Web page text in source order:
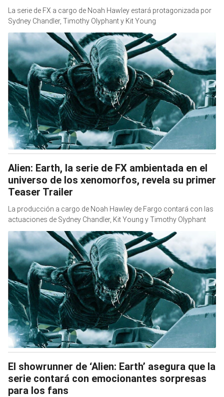
La serie de FX a cargo de Noah Hawley estará protagonizada por
Sydney Chandler, Timothy Olyphant y Kit Young
Alien: Earth, la serie de FX ambientada en el
universo de los xenomorfos, revela su primer
Teaser Trailer
La producción a cargo de Noah Hawley de Fargo contará con las
actuaciones de Sydney Chandler, Kit Young y Timothy Olyphant
El showrunner de ‘Alien: Earth’ asegura que la
serie contará con emocionantes sorpresas
para los fans